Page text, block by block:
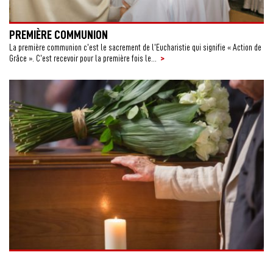
PREMIÈRE COMMUNION
La première communion c’est le sacrement de l’Eucharistie qui signifie « Action de
Grâce ». C’est recevoir pour la première fois le...
>